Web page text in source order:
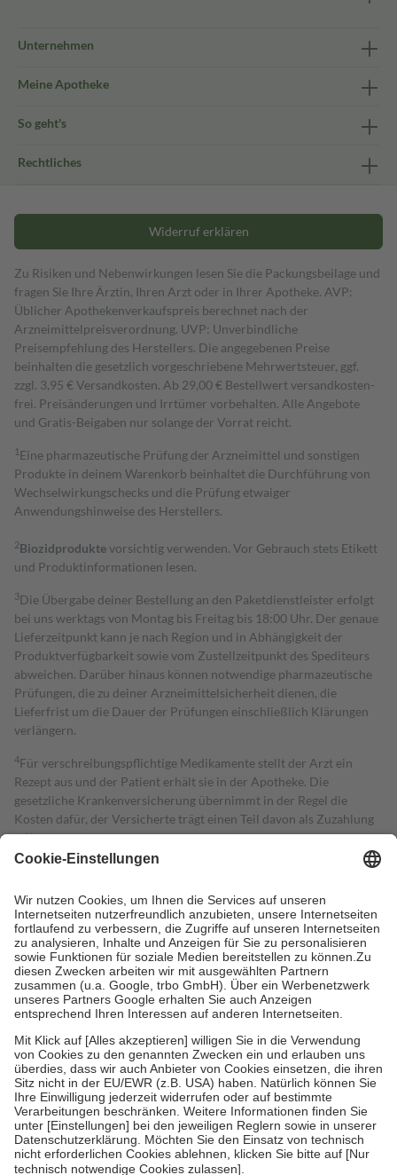
Unternehmen
Meine Apotheke
So geht's
Rechtliches
Widerruf erklären
Zu Risiken und Nebenwirkungen lesen Sie die Packungsbeilage und
fragen Sie Ihre Ärztin, Ihren Arzt oder in Ihrer Apotheke. AVP:
Üblicher Apothekenverkaufspreis berechnet nach der
Arzneimittelpreisverordnung. UVP: Unverbindliche
Preisempfehlung des Herstellers. Die angegebenen Preise
beinhalten die gesetzlich vorgeschriebene Mehrwertsteuer, ggf.
zzgl. 3,95 € Versandkosten. Ab 29,00 € Bestell­wert versand­kosten­
frei. Preisänderungen und Irrtümer vorbehalten. Alle Angebote
und Gratis-Beigaben nur solange der Vorrat reicht.
1 Eine pharmazeutische Prüfung der Arzneimittel und sonstigen
Produkte in deinem Warenkorb beinhaltet die Durchführung von
Wechselwirkungschecks und die Prüfung etwaiger
Anwendungshinweise des Herstellers.
2Biozidproduktevorsichtig verwenden. Vor Gebrauch stets Etikett
und Produktinformationen lesen.
3Die Übergabe deiner Bestellung an den Paketdienstleister erfolgt
bei uns werktags von Montag bis Freitag bis 18:00 Uhr. Der genaue
Lieferzeitpunkt kann je nach Region und in Abhängigkeit der
Produktverfügbarkeit sowie vom Zustellzeitpunkt des Spediteurs
abweichen. Darüber hinaus können notwendige pharmazeutische
Prüfungen, die zu deiner Arzneimittelsicherheit dienen, die
Lieferfrist um die Dauer der Prüfungen einschließlich Klärungen
verlängern.
4Für verschreibungspflichtige Medikamente stellt der Arzt ein
Rezept aus und der Patient erhält sie in der Apotheke. Die
gesetzliche Krankenversicherung übernimmt in der Regel die
Kosten dafür, der Versicherte trägt einen Teil davon als Zuzahlung
mit.
Grundsätzlich leisten Mitglieder Zuzahlungen in Höhe von zehn
höchstens zehn Euro.
Es sind jedoch nie mehr als die tatsächlichen
Kosten der Leistung zu entrichten.
Diese Regeln gelten grundsätzlich auch für Online-Apotheken.
Bei Heilmitteln und häuslicher Krankenpflege beträgt die
Zuzahlung zehn Prozent der Kosten sowie zehn Euro je
Verordnung.
Um das Engagement der Versicherten für ihre eigene Gesundheit zu
stärken und die besondere Stellung der Familie zu unterstützen,
fallenkeine Zuzahlungenan bei:
• Kindern und Jugendlichen bis zum vollendeten 18. Lebensjahr
mit Ausnahme der Fahrkosten
• Untersuchungen zur Vorsorge und Früherkennung, die von der
GKV getragen werden
• empfohlenen Schutzimpfungen
• Harn- und Blutteststreifen